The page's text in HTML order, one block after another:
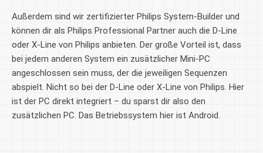
Außerdem sind wir zertifizierter Philips System-Builder und
können dir als Philips Professional Partner auch die D-Line
oder X-Line von Philips anbieten. Der große Vorteil ist, dass
bei jedem anderen System ein zusätzlicher Mini-PC
angeschlossen sein muss, der die jeweiligen Sequenzen
abspielt. Nicht so bei der D-Line oder X-Line von Philips. Hier
ist der PC direkt integriert – du sparst dir also den
zusätzlichen PC. Das Betriebssystem hier ist Android.